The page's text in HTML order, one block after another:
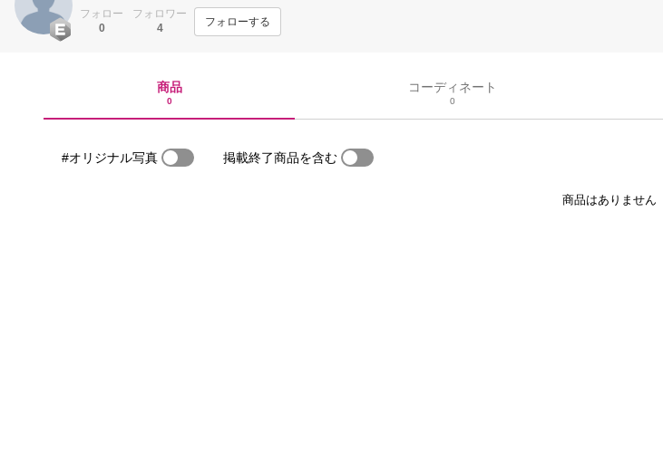
フォロー
0
フォロワー
4
フォローする
商品
0
コーディネート
0
#オリジナル写真 掲載終了商品を含む
商品はありません